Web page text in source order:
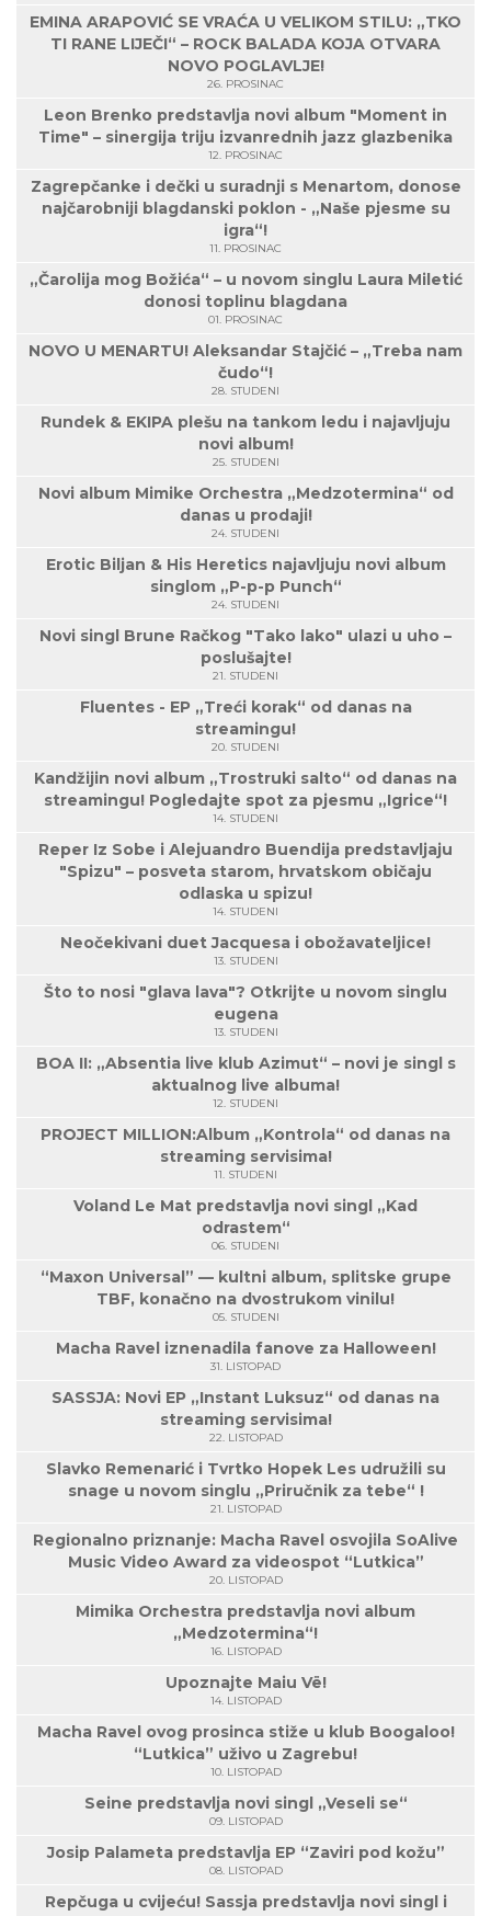
EMINA ARAPOVIĆ SE VRAĆA U VELIKOM STILU: „TKO
TI RANE LIJEČI“ – ROCK BALADA KOJA OTVARA
NOVO POGLAVLJE!
26. PROSINAC
Leon Brenko predstavlja novi album "Moment in
Time" – sinergija triju izvanrednih jazz glazbenika
12. PROSINAC
Zagrepčanke i dečki u suradnji s Menartom, donose
najčarobniji blagdanski poklon - „Naše pjesme su
igra“!
11. PROSINAC
„Čarolija mog Božića“ – u novom singlu Laura Miletić
donosi toplinu blagdana
01. PROSINAC
NOVO U MENARTU! Aleksandar Stajčić – „Treba nam
čudo“!
28. STUDENI
Rundek & EKIPA plešu na tankom ledu i najavljuju
novi album!
25. STUDENI
Novi album Mimike Orchestra „Medzotermina“ od
danas u prodaji!
24. STUDENI
Erotic Biljan & His Heretics najavljuju novi album
singlom „P-p-p Punch“
24. STUDENI
Novi singl Brune Račkog "Tako lako" ulazi u uho –
poslušajte!
21. STUDENI
Fluentes - EP „Treći korak“ od danas na
streamingu!
20. STUDENI
Kandžijin novi album „Trostruki salto“ od danas na
streamingu! Pogledajte spot za pjesmu „Igrice“!
14. STUDENI
Reper Iz Sobe i Alejuandro Buendija predstavljaju
"Spizu" – posveta starom, hrvatskom običaju
odlaska u spizu!
14. STUDENI
Neočekivani duet Jacquesa i obožavateljice!
13. STUDENI
Što to nosi "glava lava"? Otkrijte u novom singlu
eugena
13. STUDENI
BOA II: „Absentia live klub Azimut“ – novi je singl s
aktualnog live albuma!
12. STUDENI
PROJECT MILLION:Album „Kontrola“ od danas na
streaming servisima!
11. STUDENI
Voland Le Mat predstavlja novi singl „Kad
odrastem“
06. STUDENI
“Maxon Universal” — kultni album, splitske grupe
TBF, konačno na dvostrukom vinilu!
05. STUDENI
Macha Ravel iznenadila fanove za Halloween!
31. LISTOPAD
SASSJA: Novi EP „Instant Luksuz“ od danas na
streaming servisima!
22. LISTOPAD
Slavko Remenarić i Tvrtko Hopek Les udružili su
snage u novom singlu „Priručnik za tebe“ !
21. LISTOPAD
Regionalno priznanje: Macha Ravel osvojila SoAlive
Music Video Award za videospot “Lutkica”
20. LISTOPAD
Mimika Orchestra predstavlja novi album
„Medzotermina“!
16. LISTOPAD
Upoznajte Maiu Vë!
14. LISTOPAD
Macha Ravel ovog prosinca stiže u klub Boogaloo!
“Lutkica” uživo u Zagrebu!
10. LISTOPAD
Seine predstavlja novi singl „Veseli se“
09. LISTOPAD
Josip Palameta predstavlja EP “Zaviri pod kožu”
08. LISTOPAD
Repčuga u cvijeću! Sassja predstavlja novi singl i